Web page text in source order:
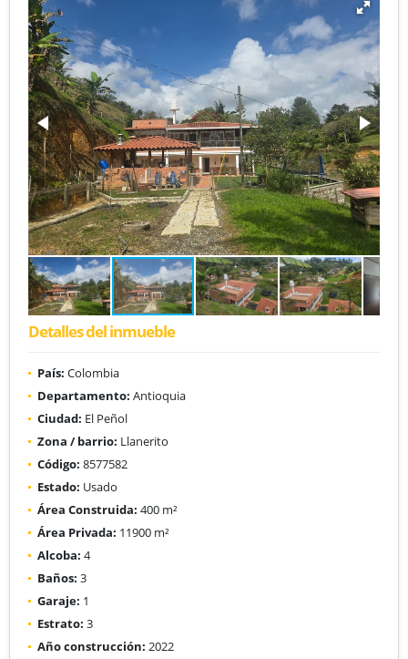
Detalles del inmueble
País: Colombia
Departamento: Antioquia
Ciudad: El Peñol
Zona / barrio: Llanerito
Código: 8577582
Estado: Usado
Área Construida: 400 m²
Área Privada: 11900 m²
Alcoba: 4
Baños: 3
Garaje: 1
Estrato: 3
Año construcción: 2022